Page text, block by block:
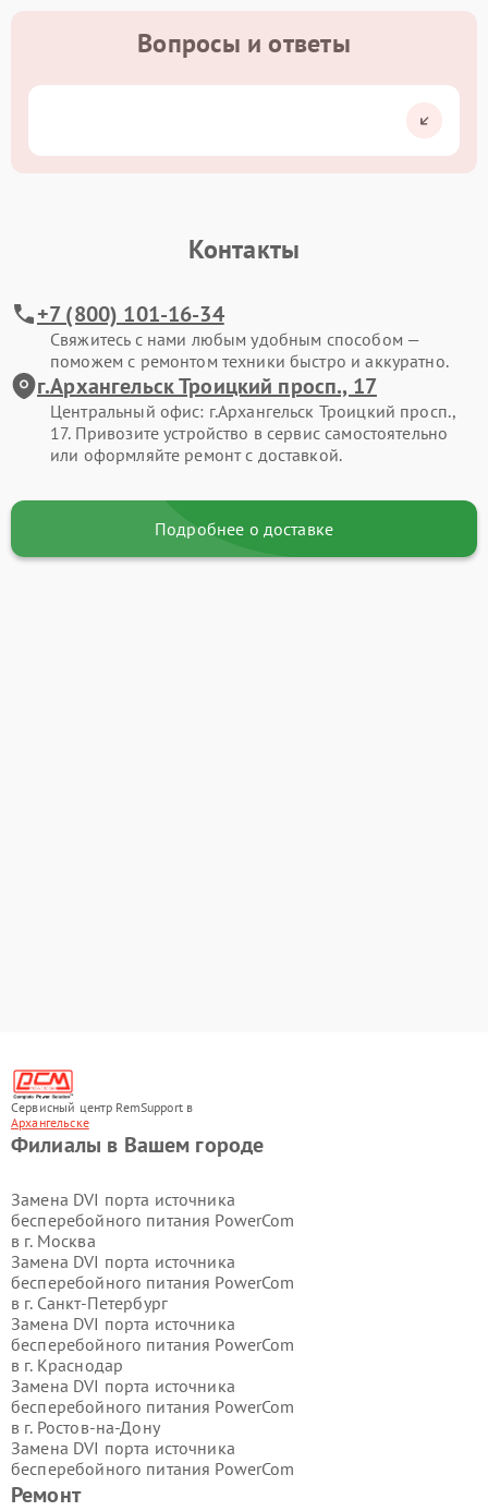
Вопросы и ответы
Контакты
+7 (800) 101-16-34
Свяжитесь с нами любым удобным способом —
поможем с ремонтом техники быстро и аккуратно.
г.Архангельск Троицкий просп., 17
Центральный офис: г.Архангельск Троицкий просп.,
17. Привозите устройство в сервис самостоятельно
или оформляйте ремонт с доставкой.
Подробнее о доставке
Сервисный центр RemSupport в
Архангельске
Ремонт
Филиалы в Вашем городе
Замена DVI порта источника
бесперебойного питания PowerCom
в г. Москва
Замена DVI порта источника
бесперебойного питания PowerCom
в г. Санкт-Петербург
Замена DVI порта источника
бесперебойного питания PowerCom
в г. Краснодар
Замена DVI порта источника
бесперебойного питания PowerCom
в г. Ростов-на-Дону
Замена DVI порта источника
бесперебойного питания PowerCom
в г.Нижний Новгород